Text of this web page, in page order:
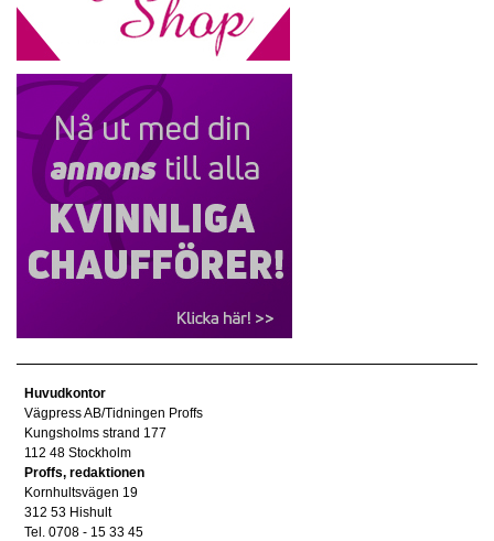
Huvudkontor
Vägpress AB/Tidningen Proffs
Kungsholms strand 177
112 48 Stockholm
Proffs, redaktionen
Kornhultsvägen 19
312 53 Hishult
Tel. 0708 - 15 33 45